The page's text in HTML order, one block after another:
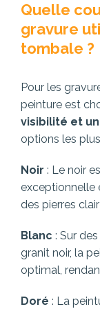
Quelle
gravure
tombale ?
Pour les
peinture est
visibilité et
options les
Noir : Le noir
exceptionnelle
des pierres
Blanc : Sur
granit noir, la
optimal,
Doré : La